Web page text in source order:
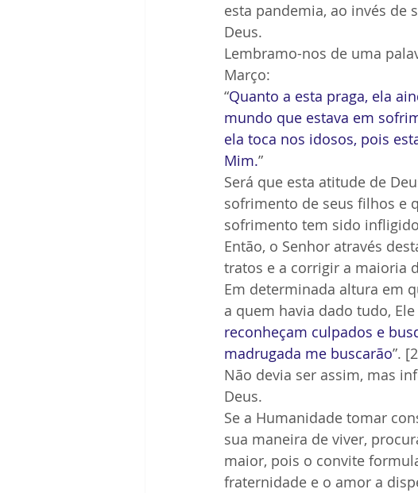
esta pandemia, ao invés de
Deus.
Lembramo-nos de uma
Março:
“Quanto a esta praga, ela
mundo que estava em
ela toca nos idosos, pois
Mim.”
Será que esta atitude de
sofrimento de seus filhos e
sofrimento tem sido
Então, o Senhor através
tratos e a corrigir a maioria
Em determinada altura em
a quem havia dado tudo, Ele
reconheçam culpados e
madrugada me buscarão”.
Não devia ser assim, mas
Deus.
Se a Humanidade tomar
sua maneira de viver,
maior, pois o convite
fraternidade e o amor a